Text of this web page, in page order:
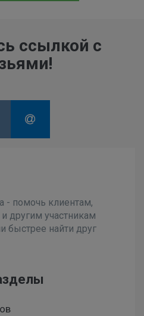
ссылкой с
- помочь клиентам,
другим участникам
быстрее найти друг